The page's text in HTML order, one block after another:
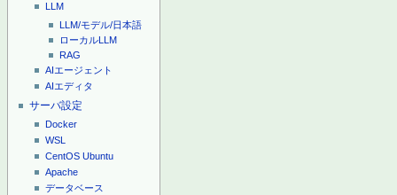
LLM
LLM/モデル/日本語
ローカルLLM
RAG
AIエージェント
AIエディタ
サーバ設定
Docker
WSL
CentOS Ubuntu
Apache
データベース